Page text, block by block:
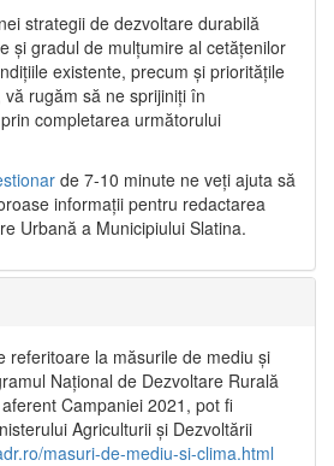
strategii de dezvoltare durabilă
și gradul de mulțumire al cetățenilor
existente, precum și prioritățile
rugăm să ne sprijiniți în
completarea următorului
de 7-10 minute ne veți ajuta să
informații pentru redactarea
Urbană a Municipiului Slatina.
referitoare la măsurile de mediu și
Național de Dezvoltare Rurală
Campaniei 2021, pot fi
Agriculturii și Dezvoltării
masuri-de-mediu-si-clima.html